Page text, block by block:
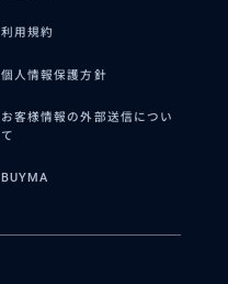
利用規約
個人情報保護方針
お客様情報の外部送信につい
て
BUYMA